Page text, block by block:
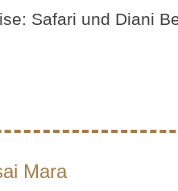
Safari und Diani
Mara